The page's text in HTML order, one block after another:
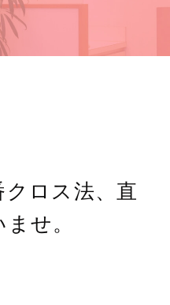
ロス法、直
せ。